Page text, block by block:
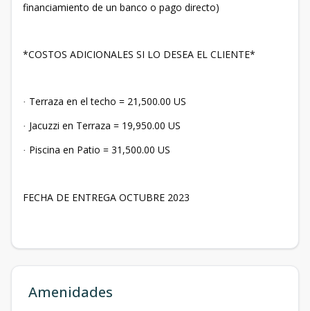
financiamiento de un banco o pago directo)
*COSTOS ADICIONALES SI LO DESEA EL CLIENTE*
· Terraza en el techo = 21,500.00 US
· Jacuzzi en Terraza = 19,950.00 US
· Piscina en Patio = 31,500.00 US
FECHA DE ENTREGA OCTUBRE 2023
Amenidades